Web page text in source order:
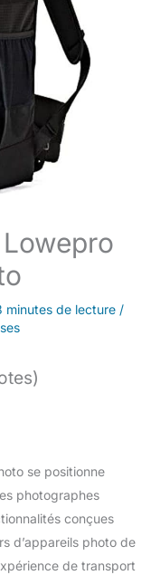
minutes de lecture /
se positionne
photographes
conçues
d’appareils photo de
de transport